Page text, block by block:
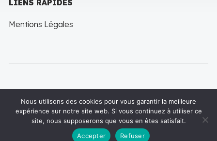
LIENS RAPIDES
Mentions Légales
Copyright © 2022 LineThemes. All rights reserved
Nous utilisons des cookies pour vous garantir la meilleure
expérience sur notre site web. Si vous continuez à utiliser ce
site, nous supposerons que vous en êtes satisfait.
Accepter
Refuser